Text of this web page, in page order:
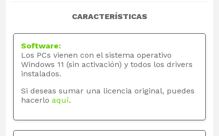
CARACTERÍSTICAS
Software:
Los PCs vienen con el sistema operativo
Windows 11 (sin activación) y todos los drivers
instalados.
Si deseas sumar una licencia original, puedes
hacerlo aquí.